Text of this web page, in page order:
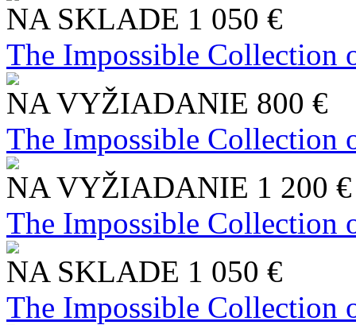
NA SKLADE 1 050 €
The Impossible Collection
NA VYŽIADANIE 800 €
The Impossible Collection
NA VYŽIADANIE 1 200 €
The Impossible Collection
NA SKLADE 1 050 €
The Impossible Collection